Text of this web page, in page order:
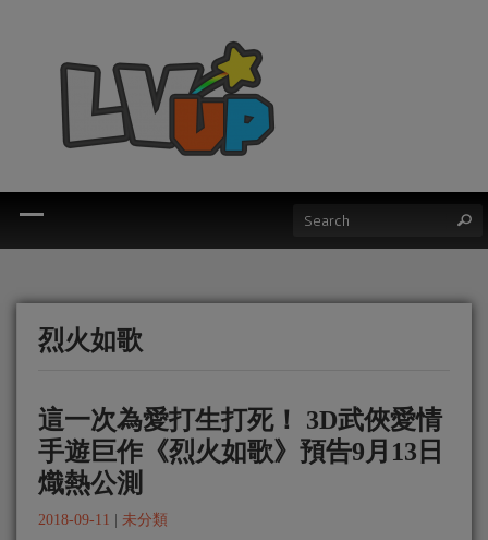
烈火如歌
這一次為愛打生打死！ 3D武俠愛情
手遊巨作《烈火如歌》預告9月13日
熾熱公測
2018-09-11 未分類